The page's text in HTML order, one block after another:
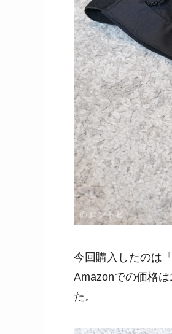
今回購入したのは
Amazonでの価格
た。